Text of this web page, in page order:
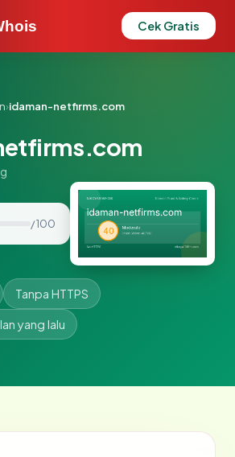
Cek Gratis
›idaman-netfirms.com
/ 100
Tanpa HTTPS
yang lalu